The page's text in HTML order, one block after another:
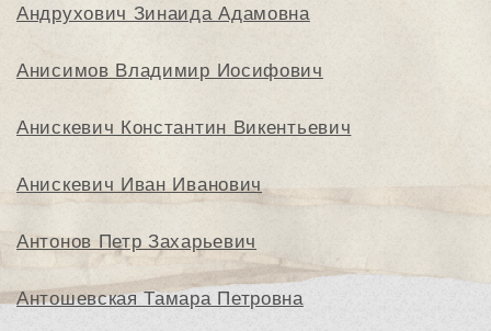
Андрухович Зинаида Адамовна
Анисимов Владимир Иосифович
Анискевич Константин Викентьевич
Анискевич Иван Иванович
Антонов Петр Захарьевич
Антошевская Тамара Петровна